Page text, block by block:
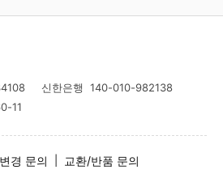
신한은행 140-010-982138
11
경 문의 교환/반품 문의